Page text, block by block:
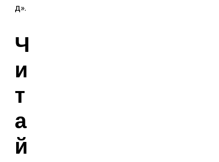
д».
Ч
и
т
а
й